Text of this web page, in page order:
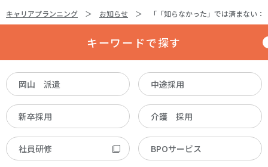
キャリアプランニング お知らせ 「「知らなかった」では済まない
キーワードで探す
岡山 派遣 中途採用
新卒採用 介護 採用
社員研修 BPOサービス